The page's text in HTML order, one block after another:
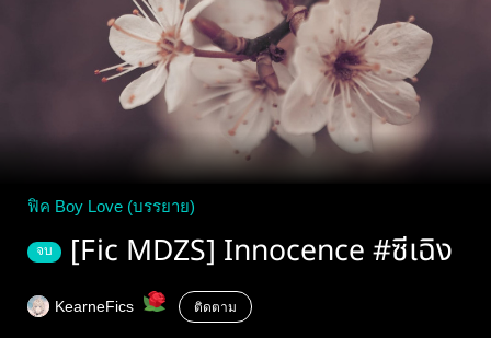
ฟิค Boy Love (บรรยาย)
จบ [Fic MDZS] Innocence #ซีเฉิง
KearneFics ติดตาม